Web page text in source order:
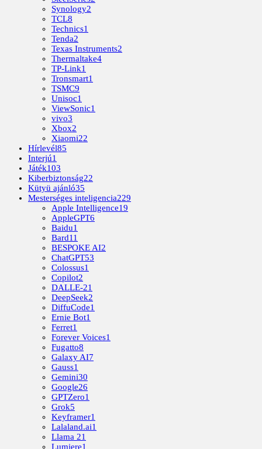
Synology2
TCL8
Technics1
Tenda2
Texas Instruments2
Thermaltake4
TP-Link1
Tronsmart1
TSMC9
Unisoc1
ViewSonic1
vivo3
Xbox2
Xiaomi22
Hírlevél85
Interjú1
Játék103
Kiberbiztonság22
Kütyü ajánló35
Mesterséges inteligencia229
Apple Intelligence19
AppleGPT6
Baidu1
Bard11
BESPOKE AI2
ChatGPT53
Colossus1
Copilot2
DALLE-21
DeepSeek2
DiffuCode1
Ernie Bot1
Ferret1
Forever Voices1
Fugatto8
Galaxy AI7
Gauss1
Gemini30
Google26
GPTZero1
Grok5
Keyframer1
Lalaland.ai1
Llama 21
Lumiere1